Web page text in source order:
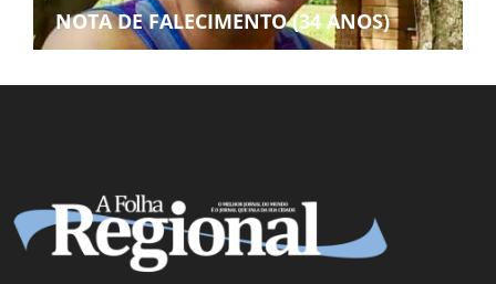
NOTA DE FALECIMENTO (34 ANOS)